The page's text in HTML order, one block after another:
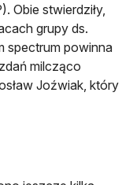
Obie stwierdziły,
grupy ds.
spectrum powinna
milcząco
Joźwiak, który